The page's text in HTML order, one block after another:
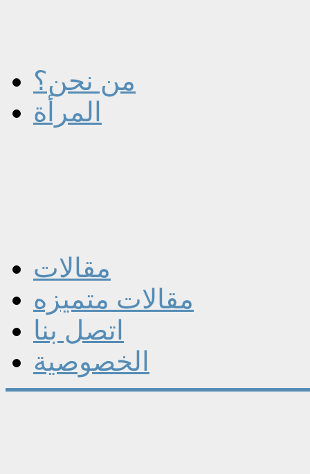
من نحن؟
المرأة
مقالات
مقالات متميزه
اتصل بنا
الخصوصية